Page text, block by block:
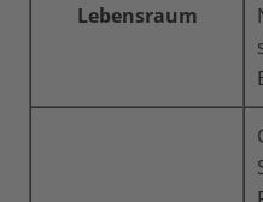
Lebensraum